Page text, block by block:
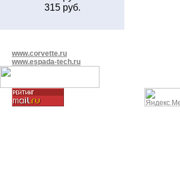
315 руб.
www.corvette.ru
www.espada-tech.ru